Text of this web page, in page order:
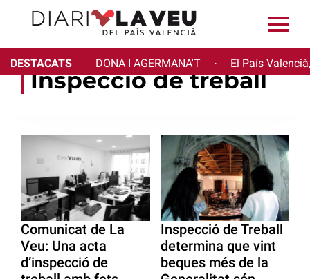
DESTACATS DONA I AGERMANA'T · El País
Inspecció de treball
Comunicat de La
Veu: Una acta
d’inspecció de
Inspecció de Treball
determina que vint
beques més de la